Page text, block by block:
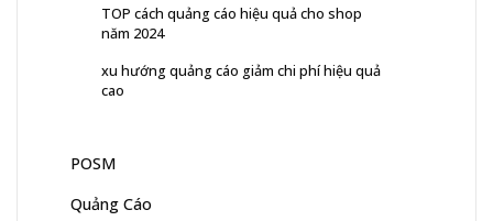
TOP cách quảng cáo hiệu quả cho shop
năm 2024
xu hướng quảng cáo giảm chi phí hiệu quả
cao
POSM
Quảng Cáo